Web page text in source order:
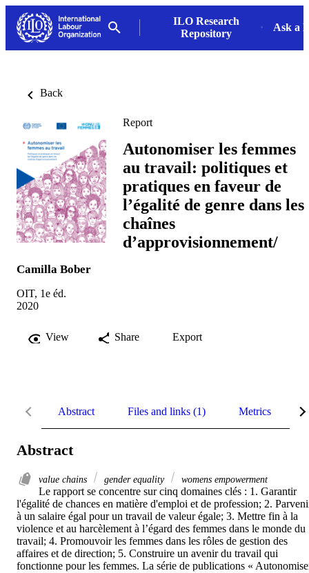
ILO Research
Repository
Ask a
Back
Report
Autonomiser les femmes
au travail: politiques et
pratiques en faveur de
l’égalité de genre dans les
chaînes
d’approvisionnement/
Camilla Bober
OIT, 1e éd.
2020
View Share Export
Abstract Files and links (1) Metrics
Abstract
value chains gender equality womens empowerment
Le rapport se concentre sur cinq domaines clés : 1. Garantir
l'égalité de chances en matière d'emploi et de profession; 2.
à un salaire égal pour un travail de valeur égale; 3. Mettre fin à la
violence et au harcèlement à l’égard des femmes dans le monde du
travail; 4. Promouvoir les femmes dans les rôles de gestion des
affaires et de direction; 5. Construire un avenir du travail qui
fonctionne pour les femmes. La série de publications «